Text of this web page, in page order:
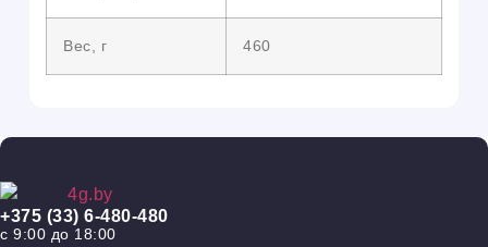
Вес, г 460
+375 (33) 6-480-480
с 9:00 до 18:00